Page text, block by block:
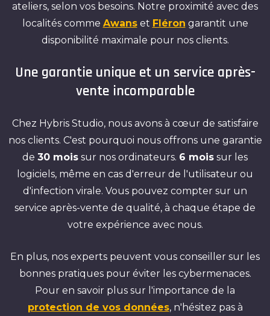
ateliers, selon vos besoins. Notre proximité avec des
localités comme Awanset Fléron garantit une
disponibilité maximale pour nos clients.
Une garantie unique et un service après-
vente incomparable
Chez Hybris Studio, nous avons à cœur de satisfaire
nos clients. C'est pourquoi nous offrons une garantie
de 30 mois sur nos ordinateurs. 6 mois sur les
logiciels, même en cas d'erreur de l'utilisateur ou
d'infection virale. Vous pouvez compter sur un
service après-vente de qualité, à chaque étape de
votre expérience avec nous.
En plus, nos experts peuvent vous conseiller sur les
bonnes pratiques pour éviter les cybermenaces.
Pour en savoir plus sur l'importance de la
protection de vos données, n'hésitez pas à